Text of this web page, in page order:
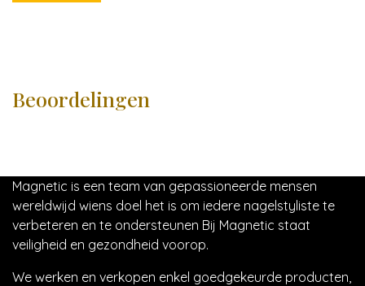
Beoordelingen
Magnetic is een team van gepassioneerde mensen
wereldwijd wiens doel het is om iedere nagelstyliste te
verbeteren en te ondersteunen Bij Magnetic staat
veiligheid en gezondheid voorop.
We werken en verkopen enkel goedgekeurde producten,